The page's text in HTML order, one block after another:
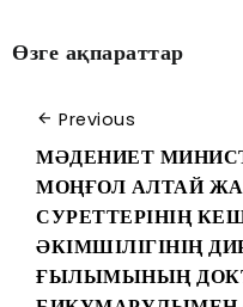
Өзге ақпараттар
Previous
МӘДЕНИЕТ
МОҢҒОЛ АЛТАЙ
СУРЕТТЕРІНІҢ
ӘКІМШІЛІГІНІҢ
ҒЫЛЫМЫНЫҢ